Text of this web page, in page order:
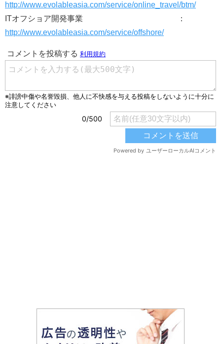
http://www.evolableasia.com/service/online_travel/btm/
ITオフショア開発事業 ：
http://www.evolableasia.com/service/offshore/